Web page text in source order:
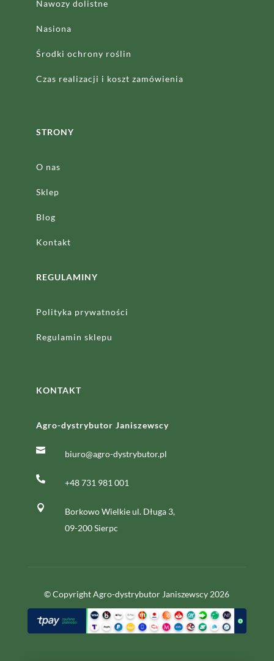
Nawozy dolistne
Nasiona
Środki ochrony roślin
Czas realizacji i koszt zamówienia
STRONY
O nas
Sklep
Blog
Kontakt
REGULAMINY
Polityka prywatności
Regulamin sklepu
KONTAKT
Agro-dystrybutor Janiszewscy
 biuro@agro-dystrybutor.pl
 +48 731 981 001

Borkowo Wielkie ul. Długa 3,
09-200 Sierpc
© Copyright Agro-dystrybutor Janiszewscy 2026